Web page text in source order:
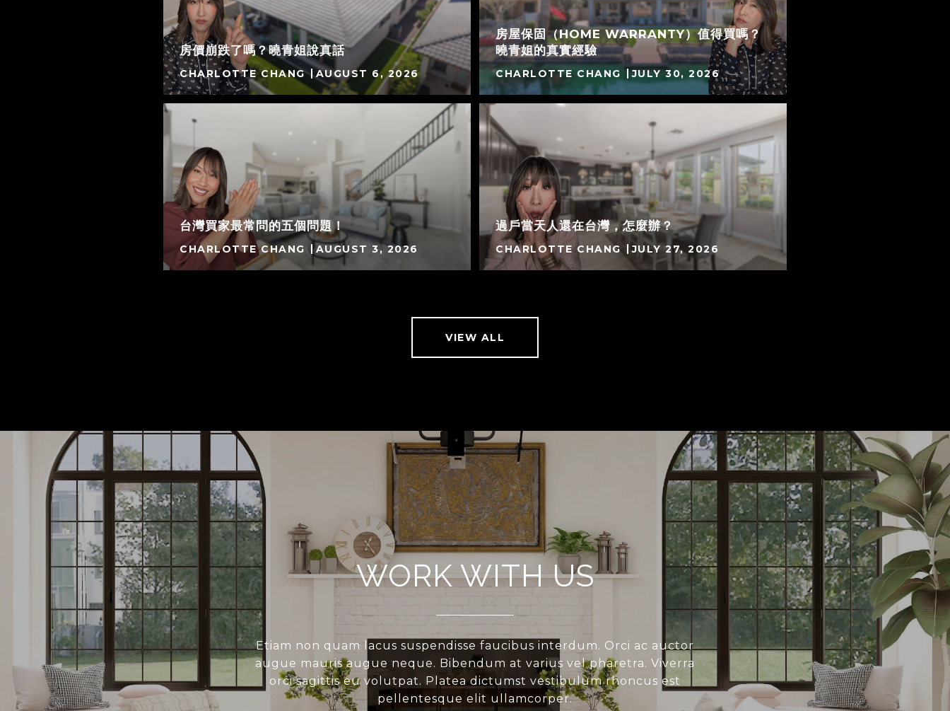
房價崩跌了嗎？曉青姐說真話
CHARLOTTE CHANG AUGUST 6, 2026
台灣買家最常問的五個問題！
CHARLOTTE CHANG AUGUST 3, 2026
房屋保固（HOME WARRANTY）值得買嗎？
曉青姐的真實經驗
CHARLOTTE CHANG JULY 30, 2026
過戶當天人還在台灣，怎麼辦？
CHARLOTTE CHANG JULY 27, 2026
VIEW ALL
WORK WITH US
Etiam non quam lacus suspendisse faucibus interdum. Orci ac auctor
augue mauris augue neque. Bibendum at varius vel pharetra. Viverra
orci sagittis eu volutpat. Platea dictumst vestibulum rhoncus est
pellentesque elit ullamcorper.